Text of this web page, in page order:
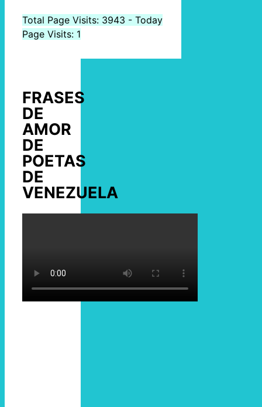
Total Page Visits: 3943 - Today
Page Visits: 1
FRASES
DE
AMOR
DE
POETAS
DE
VENEZUELA